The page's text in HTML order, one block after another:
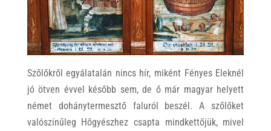
Szőlőkről egyálatalán nincs hír, miként Fényes Eleknél
jó ötven évvel később sem, de ő már magyar helyett
német dohánytermesztő faluról beszél. A szőlőket
valószínűleg Hőgyészhez csapta mindkettőjük, mivel